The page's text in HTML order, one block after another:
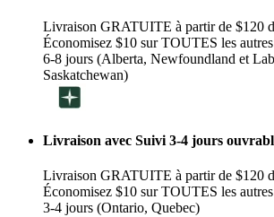
Livraison GRATUITE à partir de $120
Économisez $10 sur TOUTES les
6-8 jours (Alberta, Newfoundland et
Saskatchewan)
Livraison avec Suivi 3-4 jours
Livraison GRATUITE à partir de $120
Économisez $10 sur TOUTES les
3-4 jours (Ontario, Quebec)